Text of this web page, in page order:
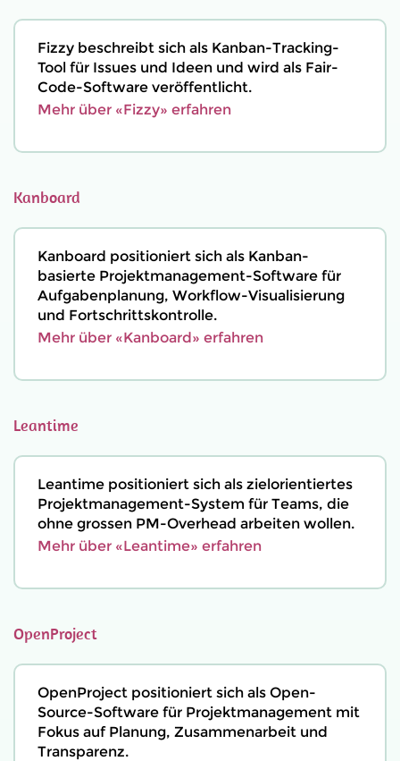
Fizzy beschreibt sich als Kanban-Tracking-
Tool für Issues und Ideen und wird als Fair-
Code-Software veröffentlicht.
Mehr über «Fizzy» erfahren
Kanboard
Kanboard positioniert sich als Kanban-
basierte Projektmanagement-Software für
Aufgabenplanung, Workflow-Visualisierung
und Fortschrittskontrolle.
Mehr über «Kanboard» erfahren
Leantime
Leantime positioniert sich als zielorientiertes
Projektmanagement-System für Teams, die
ohne grossen PM-Overhead arbeiten wollen.
Mehr über «Leantime» erfahren
OpenProject
OpenProject positioniert sich als Open-
Source-Software für Projektmanagement mit
Fokus auf Planung, Zusammenarbeit und
Transparenz.